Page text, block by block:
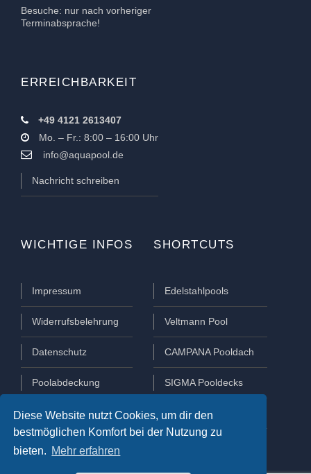
Diese Website nutzt Cookies, um dir den
bestmöglichen Komfort bei der Nutzung zu
bieten. Mehr erfahren
Besuche: nur nach vorheriger
Terminabsprache!
ERREICHBARKEIT
+49 4121 2613407
Mo. – Fr.: 8:00 – 16:00 Uhr
info@aquapool.de
Nachricht schreiben
WICHTIGE INFOS
Impressum
Widerrufsbelehrung
Datenschutz
Poolabdeckung
Poolüberdachung
SHORTCUTS
Edelstahlpools
Veltmann Pool
CAMPANA Pooldach
SIGMA Pooldecks
Lamellen Abdeckungen